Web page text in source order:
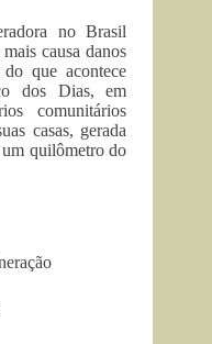
no Brasil
causa danos
que acontece
dos Dias, em
comunitários
casas, gerada
um quilômetro do